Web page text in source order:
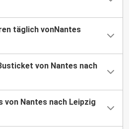
täglich vonNantes
von Nantes nach
von Nantes nach Leipzig